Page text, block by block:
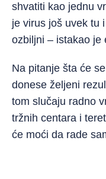
shvatiti kao jednu
je virus još uvek tu
ozbiljni – istakao je
Na pitanje šta će
donese željeni
tom slučaju radno
tržnih centara i
će moći da rade